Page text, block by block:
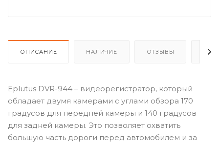
ОПИСАНИЕ НАЛИЧИЕ ОТЗЫВЫ
Eplutus DVR-944 – видеорегистратор, который
обладает двумя камерами с углами обзора 170
градусов для передней камеры и 140 градусов
для задней камеры. Это позволяет охватить
большую часть дороги перед автомобилем и за